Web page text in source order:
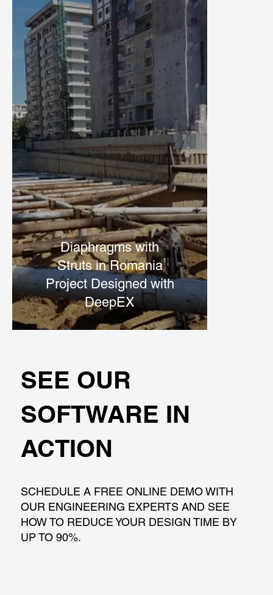
Diaphragms with
Struts in Romania
Project Designed with
DeepEX
SEE OUR
SOFTWARE IN
ACTION
SCHEDULE A FREE ONLINE DEMO WITH
OUR ENGINEERING EXPERTS AND SEE
HOW TO REDUCE YOUR DESIGN TIME BY
UP TO 90%.